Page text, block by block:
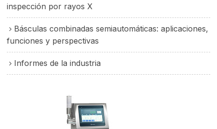
inspección por rayos X
Básculas combinadas semiautomáticas: aplicaciones,
funciones y perspectivas
Informes de la industria